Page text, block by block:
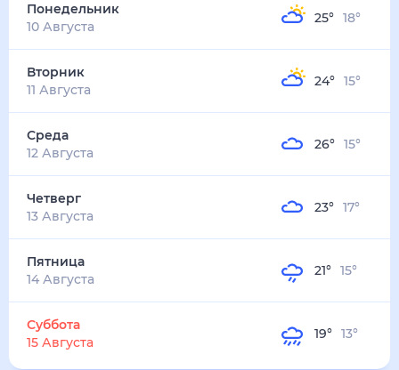
Понедельник
10 Августа
25° 18°
Вторник
11 Августа
24° 15°
Среда
12 Августа
26° 15°
Четверг
13 Августа
23° 17°
Пятница
14 Августа
21° 15°
Суббота
15 Августа
19° 13°